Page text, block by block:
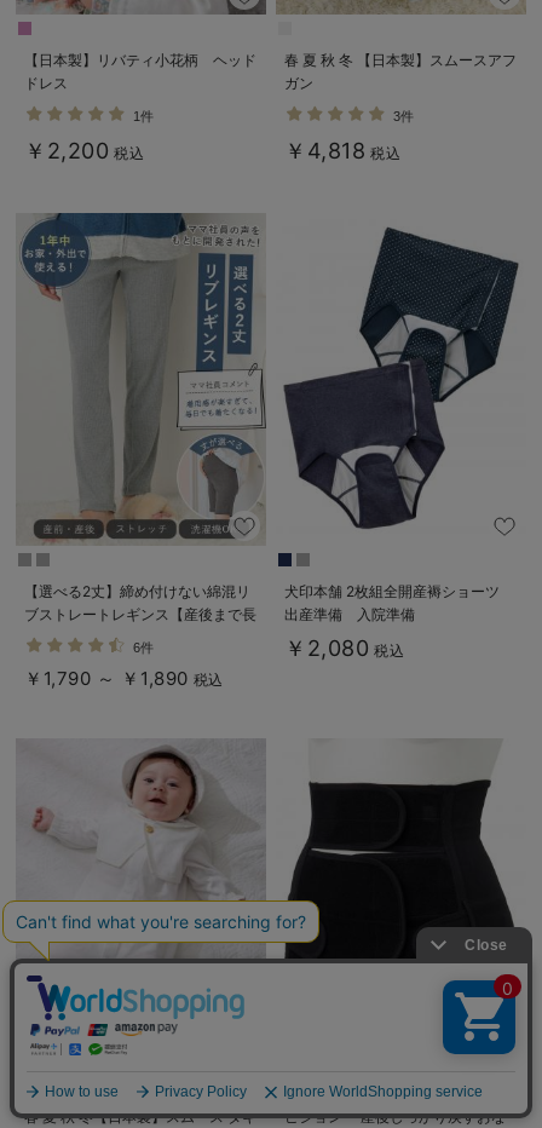
【日本製】リバティ小花柄 ヘッド
ドレス
1件
￥2,200 税込
春 夏 秋 冬 【日本製】スムースアフ
ガン
3件
￥4,818 税込
【選べる2丈】締め付けない綿混リ
ブストレートレギンス【産後まで長
く使える】
6件
￥1,790 ～ ￥1,890 税込
犬印本舗 2枚組全開産褥ショーツ
出産準備 入院準備
￥2,080 税込
春 夏 秋 冬【日本製】スムース タキ ピジョン 産後しっかり戻すおな